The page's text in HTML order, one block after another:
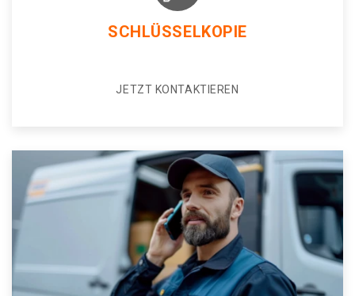
SCHLÜSSELKOPIE
JETZT KONTAKTIEREN